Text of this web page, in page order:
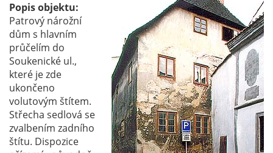
Popis objektu:
Patrový nárožní
dům s hlavním
průčelím do
Soukenické ul.,
které je zde
ukončeno
volutovým štítem.
Střecha sedlová se
zvalbením zadního
štítu. Dispozice